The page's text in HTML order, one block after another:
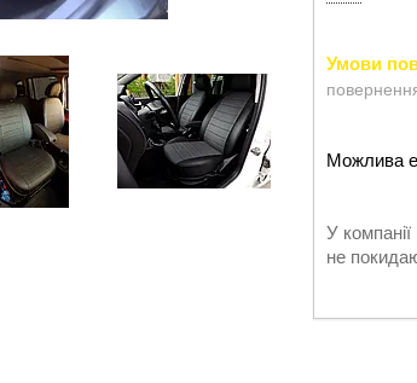
У
не